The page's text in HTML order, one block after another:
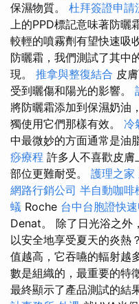
保濕物質。 杜拜簽證申請
上的PPD標記意味著防曬
較輕的噴霧劑有望快速吸
防曬霜，我們測試了其中
現。 推拿與整復結合 皮
受到曬傷和陽光的影響。
將防曬霜添加到保濕奶油
獨使用它們那樣有效。 冷
中最微妙的方面通常是油
痧療程 許多人不喜歡皮
部位更難耐受。 護理之家
網路行銷公司 半自動咖啡
蟻 Roche 台中台胞證快
Denat。 除了日光浴之外
以安全地享受夏天的炎熱？
值越高，它吞嚥的輻射越
數是組織的，最重要的特
最終顯示了產品測試的結